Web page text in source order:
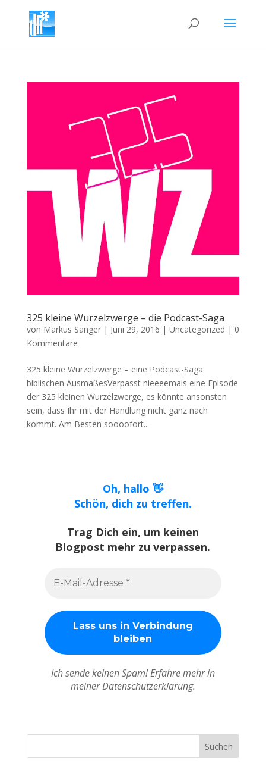
325 kleine Wurzelzwerge – die Podcast-Saga
von Markus Sänger| Juni 29, 2016 | Uncategorized | 0
Kommentare
325 kleine Wurzelzwerge – eine Podcast-Saga
biblischen AusmaßesVerpasst nieeeemals eine Episode
der 325 kleinen Wurzelzwerge, es könnte ansonsten
sein, dass Ihr mit der Handlung nicht ganz nach
kommt. Am Besten soooofort...
Oh, hallo 👋
Schön, dich zu treffen.
Trag Dich ein, um keinen
Blogpost mehr zu verpassen.
Ich sende keinen Spam! Erfahre mehr in
meiner Datenschutzerklärung.